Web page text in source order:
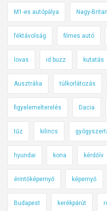
M1-es autópálya Nagy-
féktávolság filmes autó
lovas id buzz kutatás
Ausztrália túlkorlátozás
figyelemelterelés Dacia
tűz kilincs
hyundai kona kérdőív
érintőképernyő képernyő
Budapest kerékpárút